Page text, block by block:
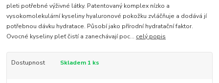
pleti potřebné výživné látky. Patentovaný komplex nízko a
vysokomolekulární kyseliny hyaluronové pokožku zvláčňuje a dodává jí
potřebnou dávku hydratace. Působí jako přírodní hydratační faktor.
Ovocné kyseliny pleť čistí a zanechávají poc... celý popis
Dostupnost Skladem 1 ks